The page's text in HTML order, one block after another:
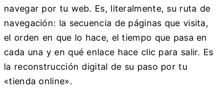
navegar por tu web. Es, literalmente, su ruta de
navegación: la secuencia de páginas que visita,
el orden en que lo hace, el tiempo que pasa en
cada una y en qué enlace hace clic para salir. Es
la reconstrucción digital de su paso por tu
«tienda online».